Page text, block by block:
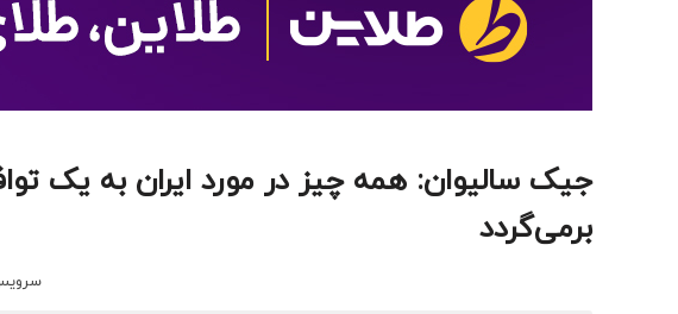
جیک سالیوان: همه چیز در مورد ایران به یک
برمی‌گردد